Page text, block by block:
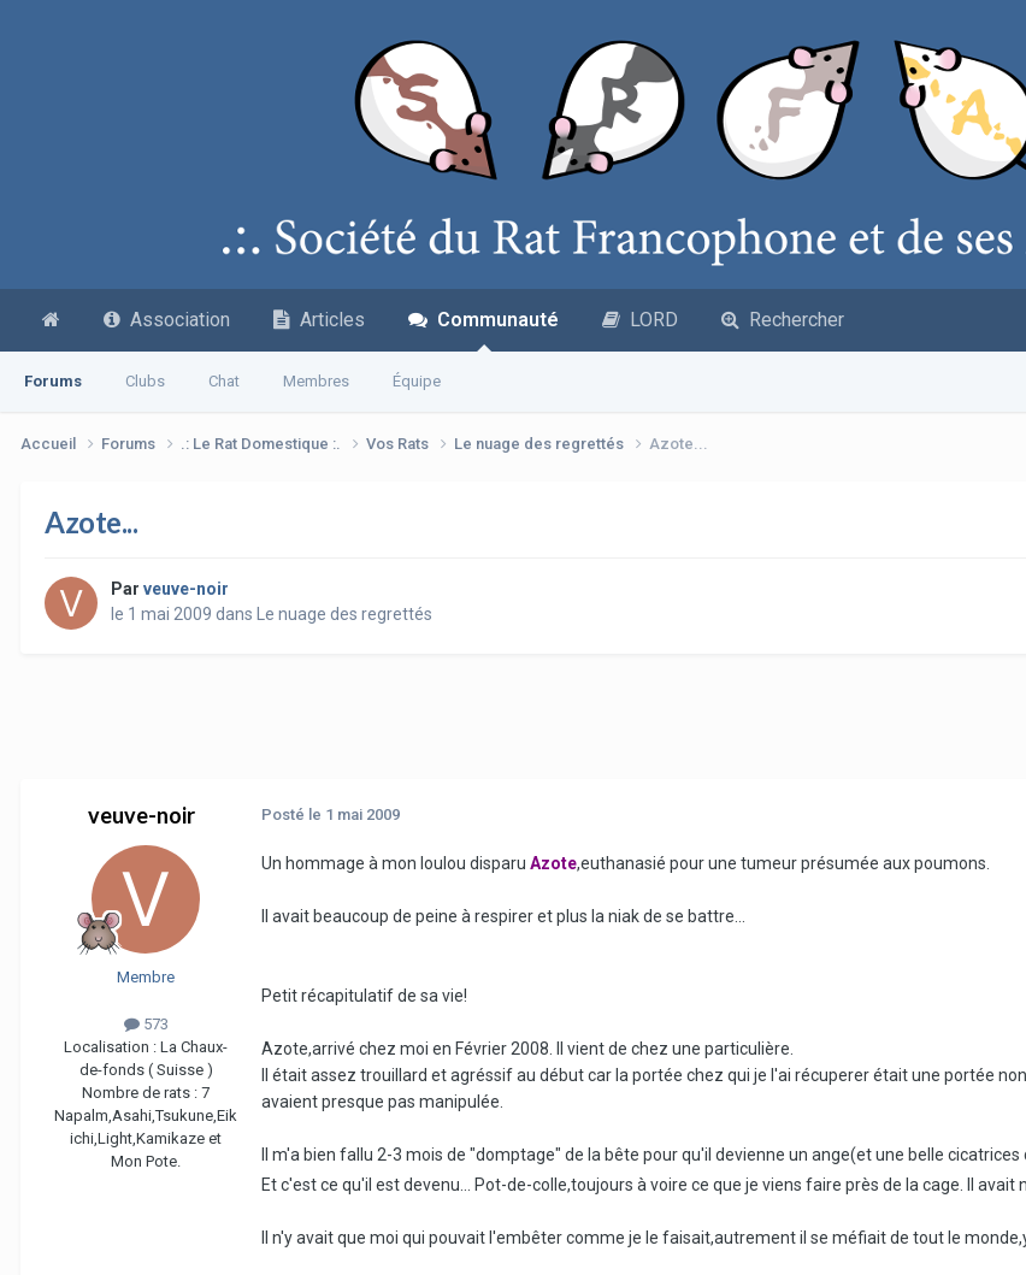
Association Articles Communauté
Forums Clubs Chat Membres Équipe
LORD Rechercher
Accueil Forums .: Le Rat Domestique :. Vos Rats Le nuage des regrettés Azote...
Azote...
Par veuve-noir
le 1 mai 2009 dans Le nuage des regrettés
veuve-noir
Membre
573
Localisation : La Chaux-
de-fonds ( Suisse )
Nombre de rats : 7
Napalm,Asahi,Tsukune,Eik
ichi,Light,Kamikaze et
Mon Pote.
Posté le 1 mai 2009
Un hommage à mon loulou disparu Azote,euthanasié pour une tumeur présumée aux poumons.
Il avait beaucoup de peine à respirer et plus la niak de se battre...
Petit récapitulatif de sa vie!
Azote,arrivé chez moi en Février 2008. Il vient de chez une particulière.
Il était assez trouillard et agréssif au début car la portée chez qui je l'ai récuperer était une portée
avaient presque pas manipulée.
Il m'a bien fallu 2-3 mois de "domptage" de la bête pour qu'il devienne un ange(et une belle
Et c'est ce qu'il est devenu... Pot-de-colle,toujours à voire ce que je viens faire près de la cage. Il
Il n'y avait que moi qui pouvait l'embêter comme je le faisait,autrement il se méfiait de tout le